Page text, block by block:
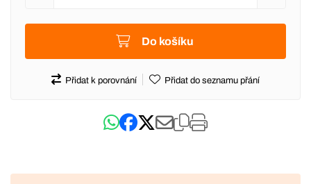
Do košíku
Přidat k porovnání Přidat do seznamu přání